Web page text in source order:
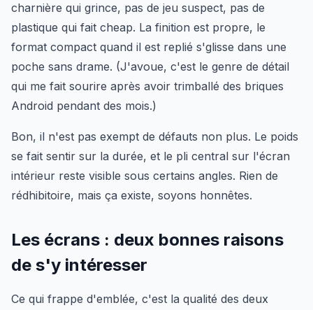
charnière qui grince, pas de jeu suspect, pas de
plastique qui fait cheap. La finition est propre, le
format compact quand il est replié s'glisse dans une
poche sans drame. (J'avoue, c'est le genre de détail
qui me fait sourire après avoir trimballé des briques
Android pendant des mois.)
Bon, il n'est pas exempt de défauts non plus. Le poids
se fait sentir sur la durée, et le pli central sur l'écran
intérieur reste visible sous certains angles. Rien de
rédhibitoire, mais ça existe, soyons honnêtes.
Les écrans : deux bonnes raisons
de s'y intéresser
Ce qui frappe d'emblée, c'est la qualité des deux